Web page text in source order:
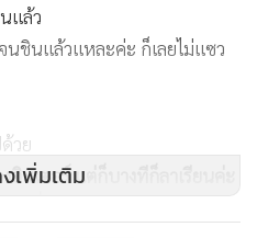
แล้ว
ชินแล้วแหละค่ะ ก็เลยไม่แซว
วย
อินเตอร์ แต่ก็บางทีก็ลาเรียนค่ะ
เพิ่มเติม